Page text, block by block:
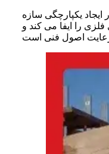
یکپارچگی سازه‌
را ایفا می‌ کند و